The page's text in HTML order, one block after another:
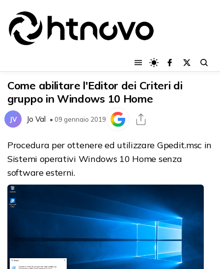
Come abilitare l'Editor dei Criteri di
gruppo in Windows 10 Home
JV Jo Val • 09 gennaio 2019
Procedura per ottenere ed utilizzare Gpedit.msc in
Sistemi operativi Windows 10 Home senza
software esterni.